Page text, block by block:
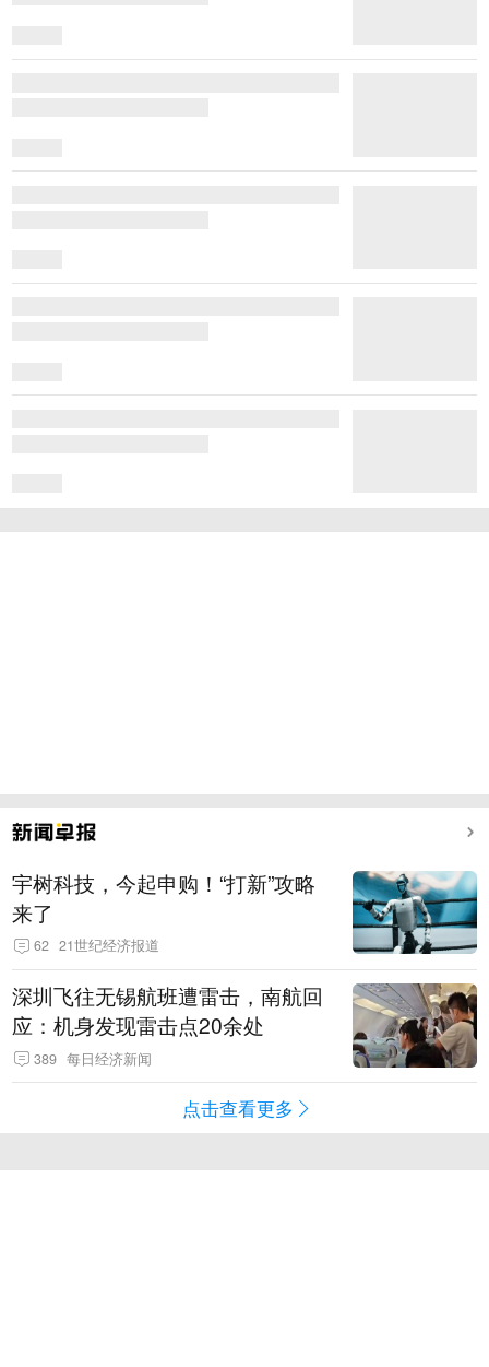
宇树科技，今起申购！“打新”攻略
来了
62 21世纪经济报道
深圳飞往无锡航班遭雷击，南航回
应：机身发现雷击点20余处
389 每日经济新闻
点击查看更多